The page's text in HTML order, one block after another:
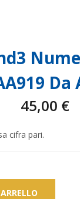
45,00 €
cifra pari.